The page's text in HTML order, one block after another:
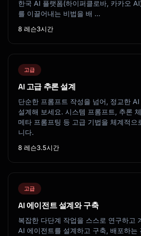
한국 AI 플랫폼(하이퍼클로바, 카카오
를 이끌어내는 비법을 배 …
8 레슨3시간
고급
AI 고급 추론 설계
단순한 프롬프트 작성을 넘어, 정교한
설계해 보세요. 시스템 프롬프트, 추론
메타 프롬프팅 등 고급 기법을 체계적으
니다.
8 레슨3.5시간
고급
AI 에이전트 설계와 구축
복잡한 다단계 작업을 스스로 연구하고
AI 에이전트를 설계하고 구축, 배포하는